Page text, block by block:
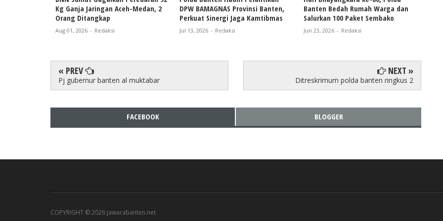
Kg Ganja Jaringan Aceh-Medan, 2
Orang Ditangkap
Aug 01, 2026 - Redaksi
DPW BAMAGNAS Provinsi Banten,
Perkuat Sinergi Jaga Kamtibmas
Jul 13, 2026 - Redaksi
Banten Bedah Rumah Warga dan
Salurkan 100 Paket Sembako
Jun 23, 2026 - Redaksi
« PREV
Pj gubernur banten al muktabar
NEXT »
Ditreskrimum polda banten ringkus 2
FACEBOOK BLOGGER
COPYRIGHT ©2026 jawarabanten.net